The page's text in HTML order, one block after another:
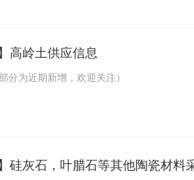
高岭土供应信息
分为近期新增，欢迎关注）